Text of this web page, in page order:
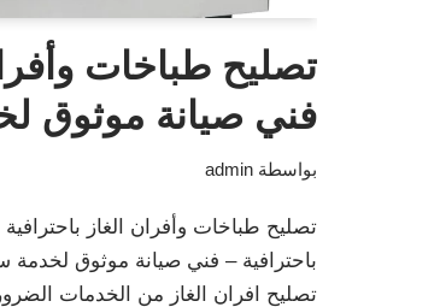
تصليح طباخات
فني صيانة موثوق
بواسطة admin
تصليح طباخات وأفران الغاز
باحترافية – فني صيانة موثوق
تصليح افران الغاز من الخدمات